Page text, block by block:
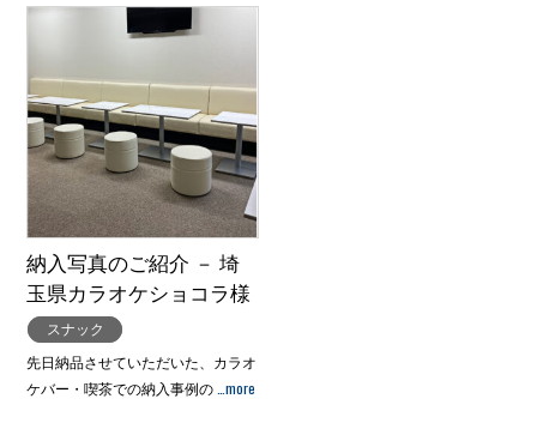
納入写真のご紹介 － 埼
玉県カラオケショコラ様
スナック
先日納品させていただいた、カラオ
ケバー・喫茶での納入事例の
…more